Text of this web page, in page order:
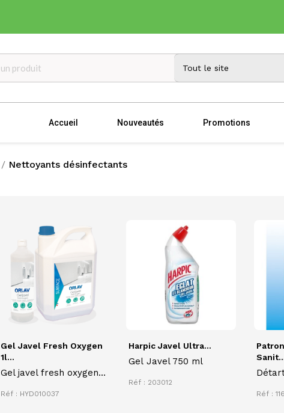
Accueil Nouveautés Promotions
Nettoyants désinfectants
Gel Javel Fresh Oxygen
1l...
Gel javel fresh oxygen
désodorisant,
Réf : HYD010037
Harpic Javel Ultra...
Gel Javel 750 ml
Réf : 203012
Réf :